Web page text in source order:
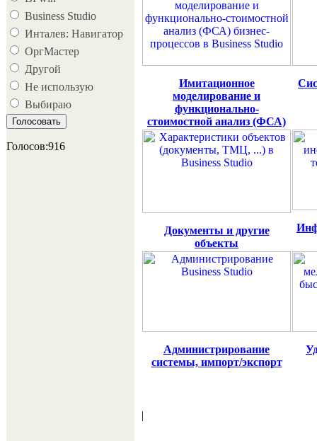
Business Studio
Инталев: Навигатор
ОргМастер
Другой
Не использую
Выбираю
Голосов:916
Имитационное
моделирование и
функционально-
стоимостной анализ (ФСА)
Документы и другие
объекты
Администрирование
системы, импорт/экспорт
|